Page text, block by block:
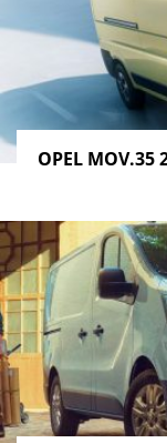
OPEL MOV.35